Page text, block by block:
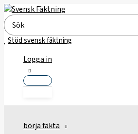
Hoppa
till
innehåll
Search
for:
Stöd svensk fäktning
Logga in
börja fäkta